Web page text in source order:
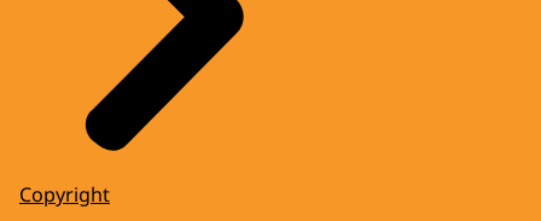
Copyright